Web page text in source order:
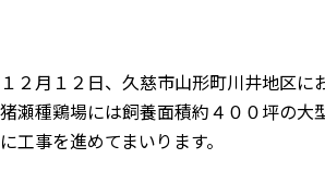
１２月１２日、久慈市山形町川井地区に
猪瀬種鶏場には飼養面積約４００坪の
に工事を進めてまいります。